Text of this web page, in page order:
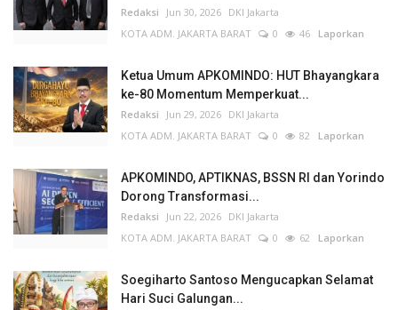
Redaksi Jun 30, 2026 DKI Jakarta
KOTA ADM. JAKARTA BARAT
0 46 Laporkan
Ketua Umum APKOMINDO: HUT Bhayangkara
ke-80 Momentum Memperkuat...
Redaksi Jun 29, 2026 DKI Jakarta
KOTA ADM. JAKARTA BARAT
0 82 Laporkan
APKOMINDO, APTIKNAS, BSSN RI dan Yorindo
Dorong Transformasi...
Redaksi Jun 22, 2026 DKI Jakarta
KOTA ADM. JAKARTA BARAT
0 62 Laporkan
Soegiharto Santoso Mengucapkan Selamat
Hari Suci Galungan...